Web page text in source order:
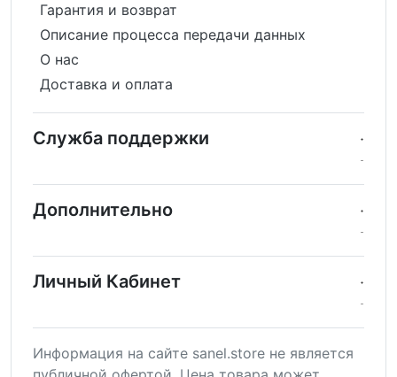
Гарантия и возврат
Описание процесса передачи данных
О нас
Доставка и оплата
Служба поддержки
Дополнительно
Личный Кабинет
Информация на сайте sanel.store не является